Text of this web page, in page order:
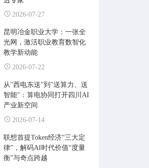
2026-07-27
昆明冶金职业大学：一张全
光网，激活职业教育数智化
教学新动能
2026-07-22
从"西电东送"到"送算力、送
智能"：算电协同打开四川AI
产业新空间
2026-07-14
联想首提Token经济“三大定
律”，解码AI时代价值“度量
衡”与奇点跨越